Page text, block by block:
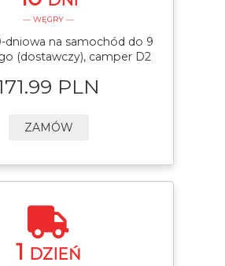
— WĘGRY —
dniowa na samochód do 9
(dostawczy), camper D2
PLN
ZAMÓW
1 DZIEŃ